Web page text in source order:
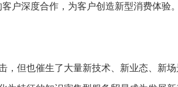
户深度合作，为客户创造新型消费体验
，但也催生了大量新技术、新业态、新